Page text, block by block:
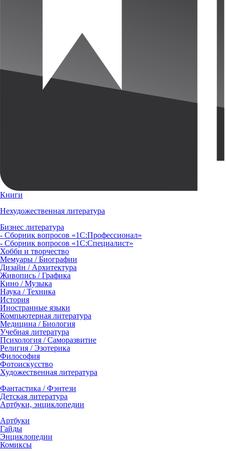
Книги
Нехудожественная литература
Бизнес литература
- Сборник вопросов «1С:Профессионал»
- Сборник вопросов «1С:Специалист»
Хобби и творчество
Мемуары / Биографии
Дизайн / Архитектура
Живопись / Графика
Кино / Музыка
Наука / Техника
История
Иностранные языки
Компьютерная литература
Медицина / Биология
Учебная литература
Психология / Саморазвитие
Религия / Эзотерика
Философия
Фотоискусство
Художественная литература
Фантастика / Фэнтези
Детская литература
Артбуки, энциклопедии
Артбуки
Гайды
Энциклопедии
Комиксы